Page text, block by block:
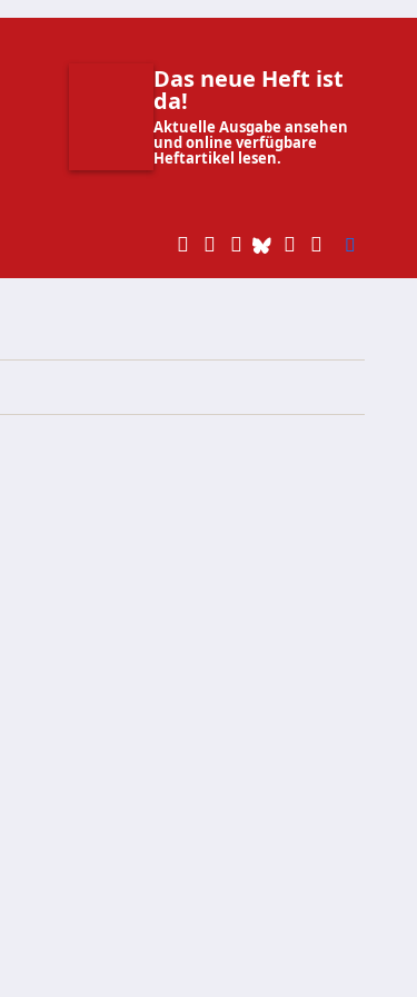
Das neue Heft ist
da!
Aktuelle Ausgabe ansehen
und online verfügbare
Heftartikel lesen.